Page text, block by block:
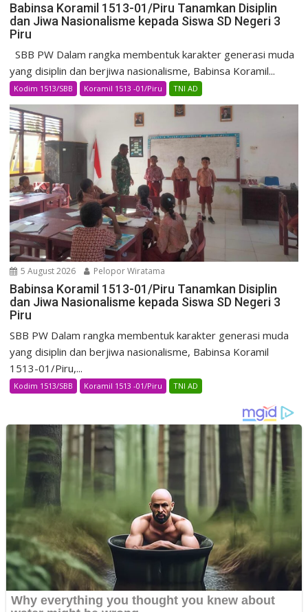
Babinsa Koramil 1513-01/Piru Tanamkan Disiplin
dan Jiwa Nasionalisme kepada Siswa SD Negeri 3
Piru
SBB PW Dalam rangka membentuk karakter generasi muda
yang disiplin dan berjiwa nasionalisme, Babinsa Koramil...
Kodim 1513/SBB Koramil 1513 -01/Piru TNI AD
5 August 2026 Pelopor Wiratama
Babinsa Koramil 1513-01/Piru Tanamkan Disiplin
dan Jiwa Nasionalisme kepada Siswa SD Negeri 3
Piru
SBB PW Dalam rangka membentuk karakter generasi muda
yang disiplin dan berjiwa nasionalisme, Babinsa Koramil
1513-01/Piru,...
Kodim 1513/SBB Koramil 1513 -01/Piru TNI AD